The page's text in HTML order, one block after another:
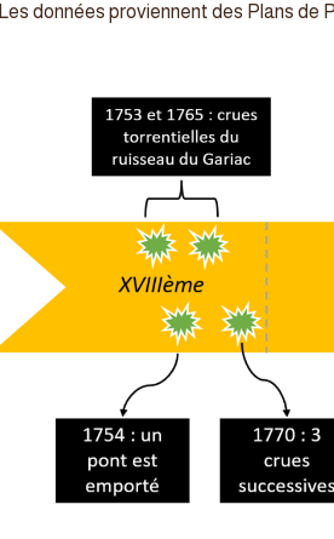
Les données proviennent des Plans de